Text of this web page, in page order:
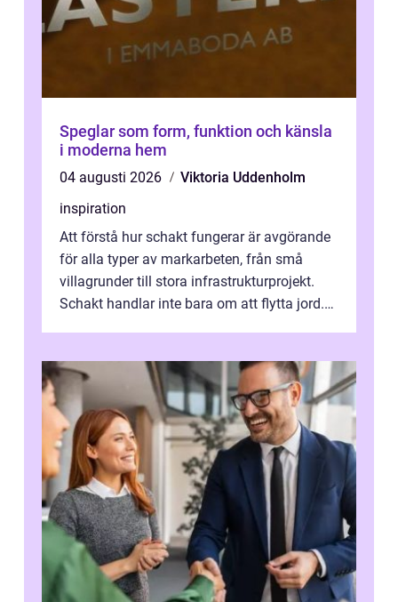
Speglar som form, funktion och känsla
i moderna hem
04 augusti 2026
Viktoria Uddenholm
inspiration
Att förstå hur schakt fungerar är avgörande
för alla typer av markarbeten, från små
villagrunder till stora infrastrukturprojekt.
Schakt handlar inte bara om att flytta jord.